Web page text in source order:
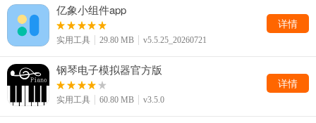
亿象小组件app
实用工具 29.80 MB v5.5.25_20260721
详情
钢琴电子模拟器官方版
实用工具 60.80 MB v3.5.0
详情